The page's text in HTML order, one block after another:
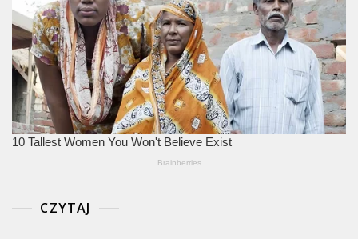
CZYTAJ